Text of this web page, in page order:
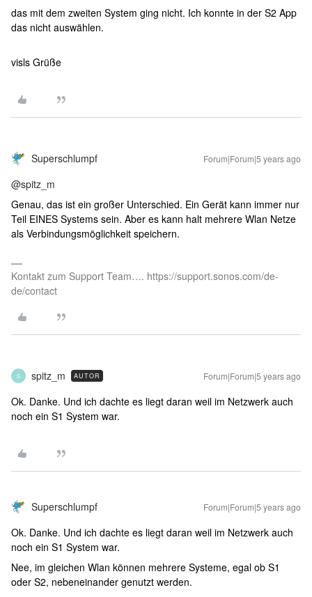
das mit dem zweiten System ging nicht. Ich konnte in der S2 App
das nicht auswählen.
visls Grüße
Superschlumpf Forum|Forum|5 years ago
@spitz_m
Genau, das ist ein großer Unterschied. Ein Gerät kann immer nur
Teil EINES Systems sein. Aber es kann halt mehrere Wlan Netze
als Verbindungsmöglichkeit speichern.
Kontakt zum Support Team…. https://support.sonos.com/de-
de/contact
S spitz_m AUTOR Forum|Forum|5 years ago
Ok. Danke. Und ich dachte es liegt daran weil im Netzwerk auch
noch ein S1 System war.
Superschlumpf Forum|Forum|5 years ago
Ok. Danke. Und ich dachte es liegt daran weil im Netzwerk auch
noch ein S1 System war.
Nee, im gleichen Wlan können mehrere Systeme, egal ob S1
oder S2, nebeneinander genutzt werden.